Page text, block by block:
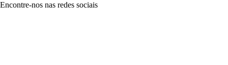
Encontre-nos nas redes sociais